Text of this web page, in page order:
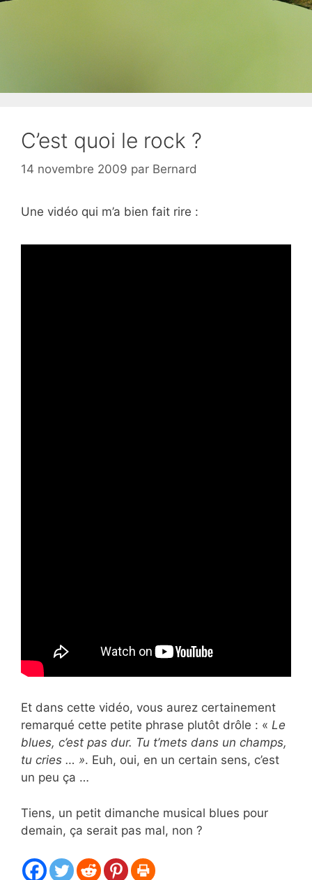
C’est quoi le rock ?
14 novembre 2009 par Bernard
Une vidéo qui m’a bien fait rire :
Et dans cette vidéo, vous aurez certainement
remarqué cette petite phrase plutôt drôle : « Le
blues, c’est pas dur. Tu t’mets dans un champs,
tu cries … ». Euh, oui, en un certain sens, c’est
un peu ça …
Tiens, un petit dimanche musical blues pour
demain, ça serait pas mal, non ?